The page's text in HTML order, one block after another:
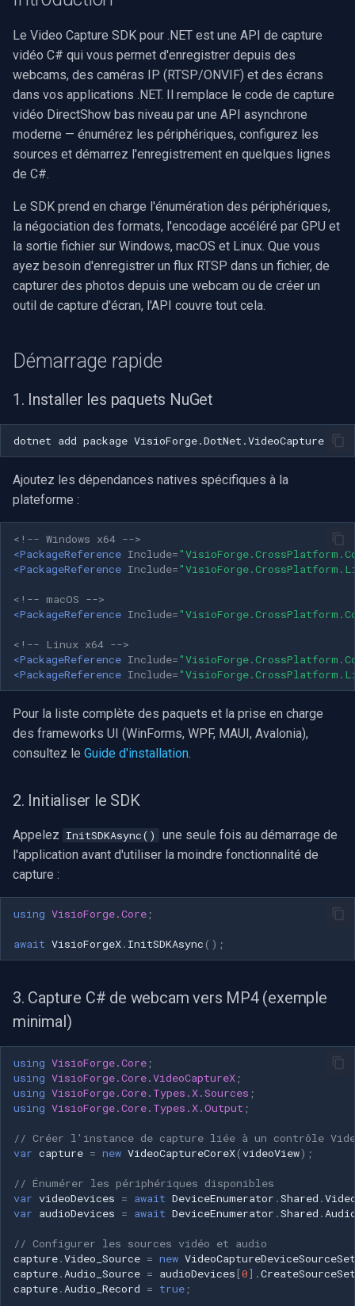
o
d
l
a
r
e
c
r
e
GIF
Personnalisé
FFmpeg EXE
YouTube
Facebook
AWS S3
IIS Smooth Streaming
Speex
IA
Reconnaissance faciale
Reconnaissance de
Masquage des PII
Recadrage automatique
Suppression de l'arrière-
Inférence ONNX générique
Reconnaissance vocale
Diarisation des locuteurs
Unity
Enregistrer une webcam
Monter et rendre
Matrice des plateformes
Utilisation du serveur MCP
Extraits de code
Exclure des filtres
Image sur une image vidéo
Utilisation de la molette
souris
Utilisation de
OnVideoFrameBitmap
Lire les informations du
fichier
Texte sur une image vidéo
Désinstaller un filtre
personnalisée
VU-mètres
moteurs de rendu
Envoi des journaux
USB3 Vision/GigE/GenICam
Pre-Event Recording
Caméra IP vers MP4
Superposition de texte
RTSP Stream Viewer
Enregistrer le flux RTSP
d'origine
Enregistrement UDP
TS
ffprobe
MPEG-TS Stream
KLV Metadata (MISB)
Encodeurs vidéo
Décodeurs vidéo
Encodeurs audio
Visualiseurs audio
Puits
Sorties
Analyseurs
Serveur RTSP
Compositeur de vidéo en
ElevenLabs
Spécial
NVIDIA
AMA
OpenGL
Spécifique à Linux
Spécifique à Apple
Sortie à partir de plusieurs
sources
Image dans l'image
Plusieurs segments
Console d'images vidéo
Volume par piste
Foscam
TP-Link
Vivotek
Panasonic / i-PRO
Sony
Lorex
D-Link
ACTi
Cisco
Grandstream
FLIR / Teledyne
Milesight
INSTAR
Zmodo
Arecont Vision
JVC
Toshiba
LG
Linksys
LTS
Speco Technologies
EverFocus
ABUS
Basler
Avigilon
SDK .NET
SDK C++
Réglages matériels
Capture MPEG-2
Diffusion réseau (WMV)
Capture d'écran
Sources vidéo/audio
Moteur de rendu vidéo
Installation
Le Video Capture SDK pour .NET est une API de capture
vidéo C# qui vous permet d'enregistrer depuis des
webcams, des caméras IP (RTSP/ONVIF) et des écrans
dans vos applications .NET. Il remplace le code de capture
vidéo DirectShow bas niveau par une API asynchrone
moderne — énumérez les périphériques, configurez les
sources et démarrez l'enregistrement en quelques lignes
de C#.
Le SDK prend en charge l'énumération des périphériques,
la négociation des formats, l'encodage accéléré par GPU et
la sortie fichier sur Windows, macOS et Linux. Que vous
ayez besoin d'enregistrer un flux RTSP dans un fichier, de
capturer des photos depuis une webcam ou de créer un
outil de capture d'écran, l'API couvre tout cela.
Démarrage rapide
1. Installer les paquets NuGet
dotnet add package
Ajoutez les dépendances natives spécifiques à la
plateforme :
<!-- Windows x64 -->
<PackageReference Include=
<PackageReference Include=
<!-- macOS -->
<PackageReference Include=
<!-- Linux x64 -->
<PackageReference Include=
<PackageReference Include=
Pour la liste complète des paquets et la prise en charge
des frameworks UI (WinForms, WPF, MAUI, Avalonia),
consultez le Guide d'installation.
2. Initialiser le SDK
Appelez InitSDKAsync()
une seule fois au démarrage de
l'application avant d'utiliser la moindre fonctionnalité de
capture :
using VisioForge.Core ;
await VisioForgeX. InitSDKAsync ();
3. Capture C# de webcam vers MP4 (exemple
minimal)
using VisioForge.Core ;
using VisioForge.Core.VideoCaptureX ;
using VisioForge.Core.Types.X.Sources ;
using VisioForge.Core.Types.X.Output ;
// Créer l'instance de capture liée à un contrôle
var capture = new VideoCaptureCoreX(videoView);
// Énumérer les périphériques disponibles
var videoDevices = await DeviceEnumerator .Shared .
var audioDevices = await DeviceEnumerator .Shared .
// Configurer les sources vidéo et audio
capture.Video_Source = new
capture. Audio_Source = audioDevices [0].
capture. Audio_Record = true ;